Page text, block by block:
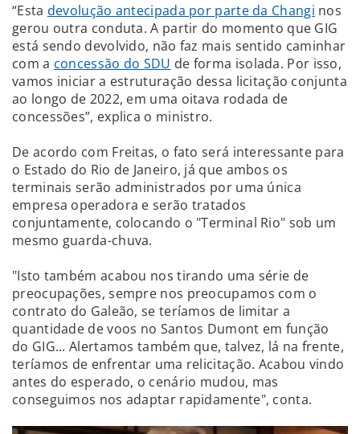
“Esta devolução antecipada por parte da Changi nos
gerou outra conduta. A partir do momento que GIG
está sendo devolvido, não faz mais sentido caminhar
com a concessão do SDU de forma isolada. Por isso,
vamos iniciar a estruturação dessa licitação conjunta
ao longo de 2022, em uma oitava rodada de
concessões”, explica o ministro.
De acordo com Freitas, o fato será interessante para
o Estado do Rio de Janeiro, já que ambos os
terminais serão administrados por uma única
empresa operadora e serão tratados
conjuntamente, colocando o "Terminal Rio" sob um
mesmo guarda-chuva.
"Isto também acabou nos tirando uma série de
preocupações, sempre nos preocupamos com o
contrato do Galeão, se teríamos de limitar a
quantidade de voos no Santos Dumont em função
do GIG... Alertamos também que, talvez, lá na frente,
teríamos de enfrentar uma relicitação. Acabou vindo
antes do esperado, o cenário mudou, mas
conseguimos nos adaptar rapidamente", conta.